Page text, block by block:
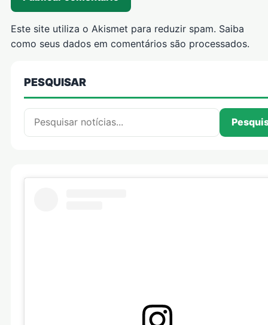
Este site utiliza o Akismet para reduzir spam. Saiba
como seus dados em comentários são processados.
PESQUISAR
Pesquisar por: